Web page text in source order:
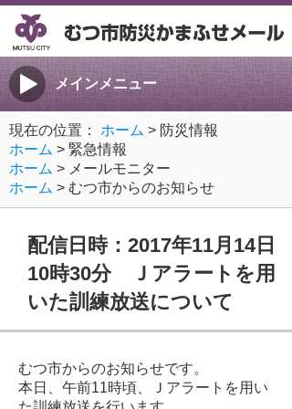
メインメニュー
現在の位置： ホーム > 防災情報
ホーム > 緊急情報
ホーム > メールモニター
ホーム > むつ市からのお知らせ
配信日時：2017年11月14日
10時30分 Ｊアラートを用
いた訓練放送について
むつ市からのお知らせです。
本日、午前11時頃、Ｊアラートを用い